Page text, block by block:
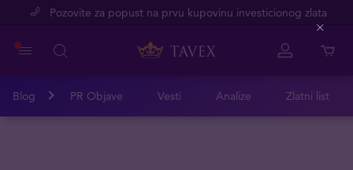
Pozovite za popust na prvu kupovinu investicionog zlata
Blog PR Objave Vesti Analize Zlatni list
Close